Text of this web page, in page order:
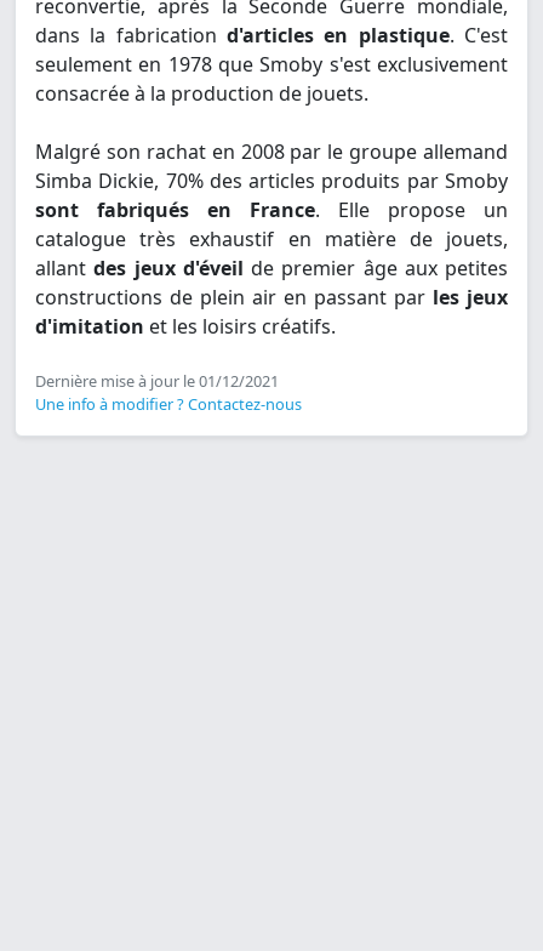
reconvertie, après la Seconde Guerre mondiale,
dans la fabrication d'articles en plastique. C'est
seulement en 1978 que Smoby s'est exclusivement
consacrée à la production de jouets.
Malgré son rachat en 2008 par le groupe allemand
Simba Dickie, 70% des articles produits par Smoby
sont fabriqués en France. Elle propose un
catalogue très exhaustif en matière de jouets,
allantdes jeux d'éveil de premier âge aux petites
constructions de plein air en passant par les jeux
d'imitation et les loisirs créatifs.
Dernière mise à jour le 01/12/2021
Une info à modifier ? Contactez-nous